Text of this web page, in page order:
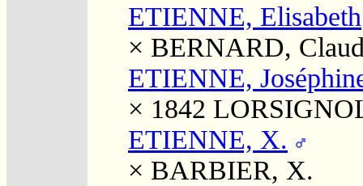
ETIENNE, Elisabeth
× BERNARD,
ETIENNE,
× 1842
ETIENNE, X.
× BARBIER, X.